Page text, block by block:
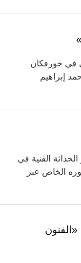
في خورفكان
إبراهيم
الفنية في
الخاص عبر
«الفنون